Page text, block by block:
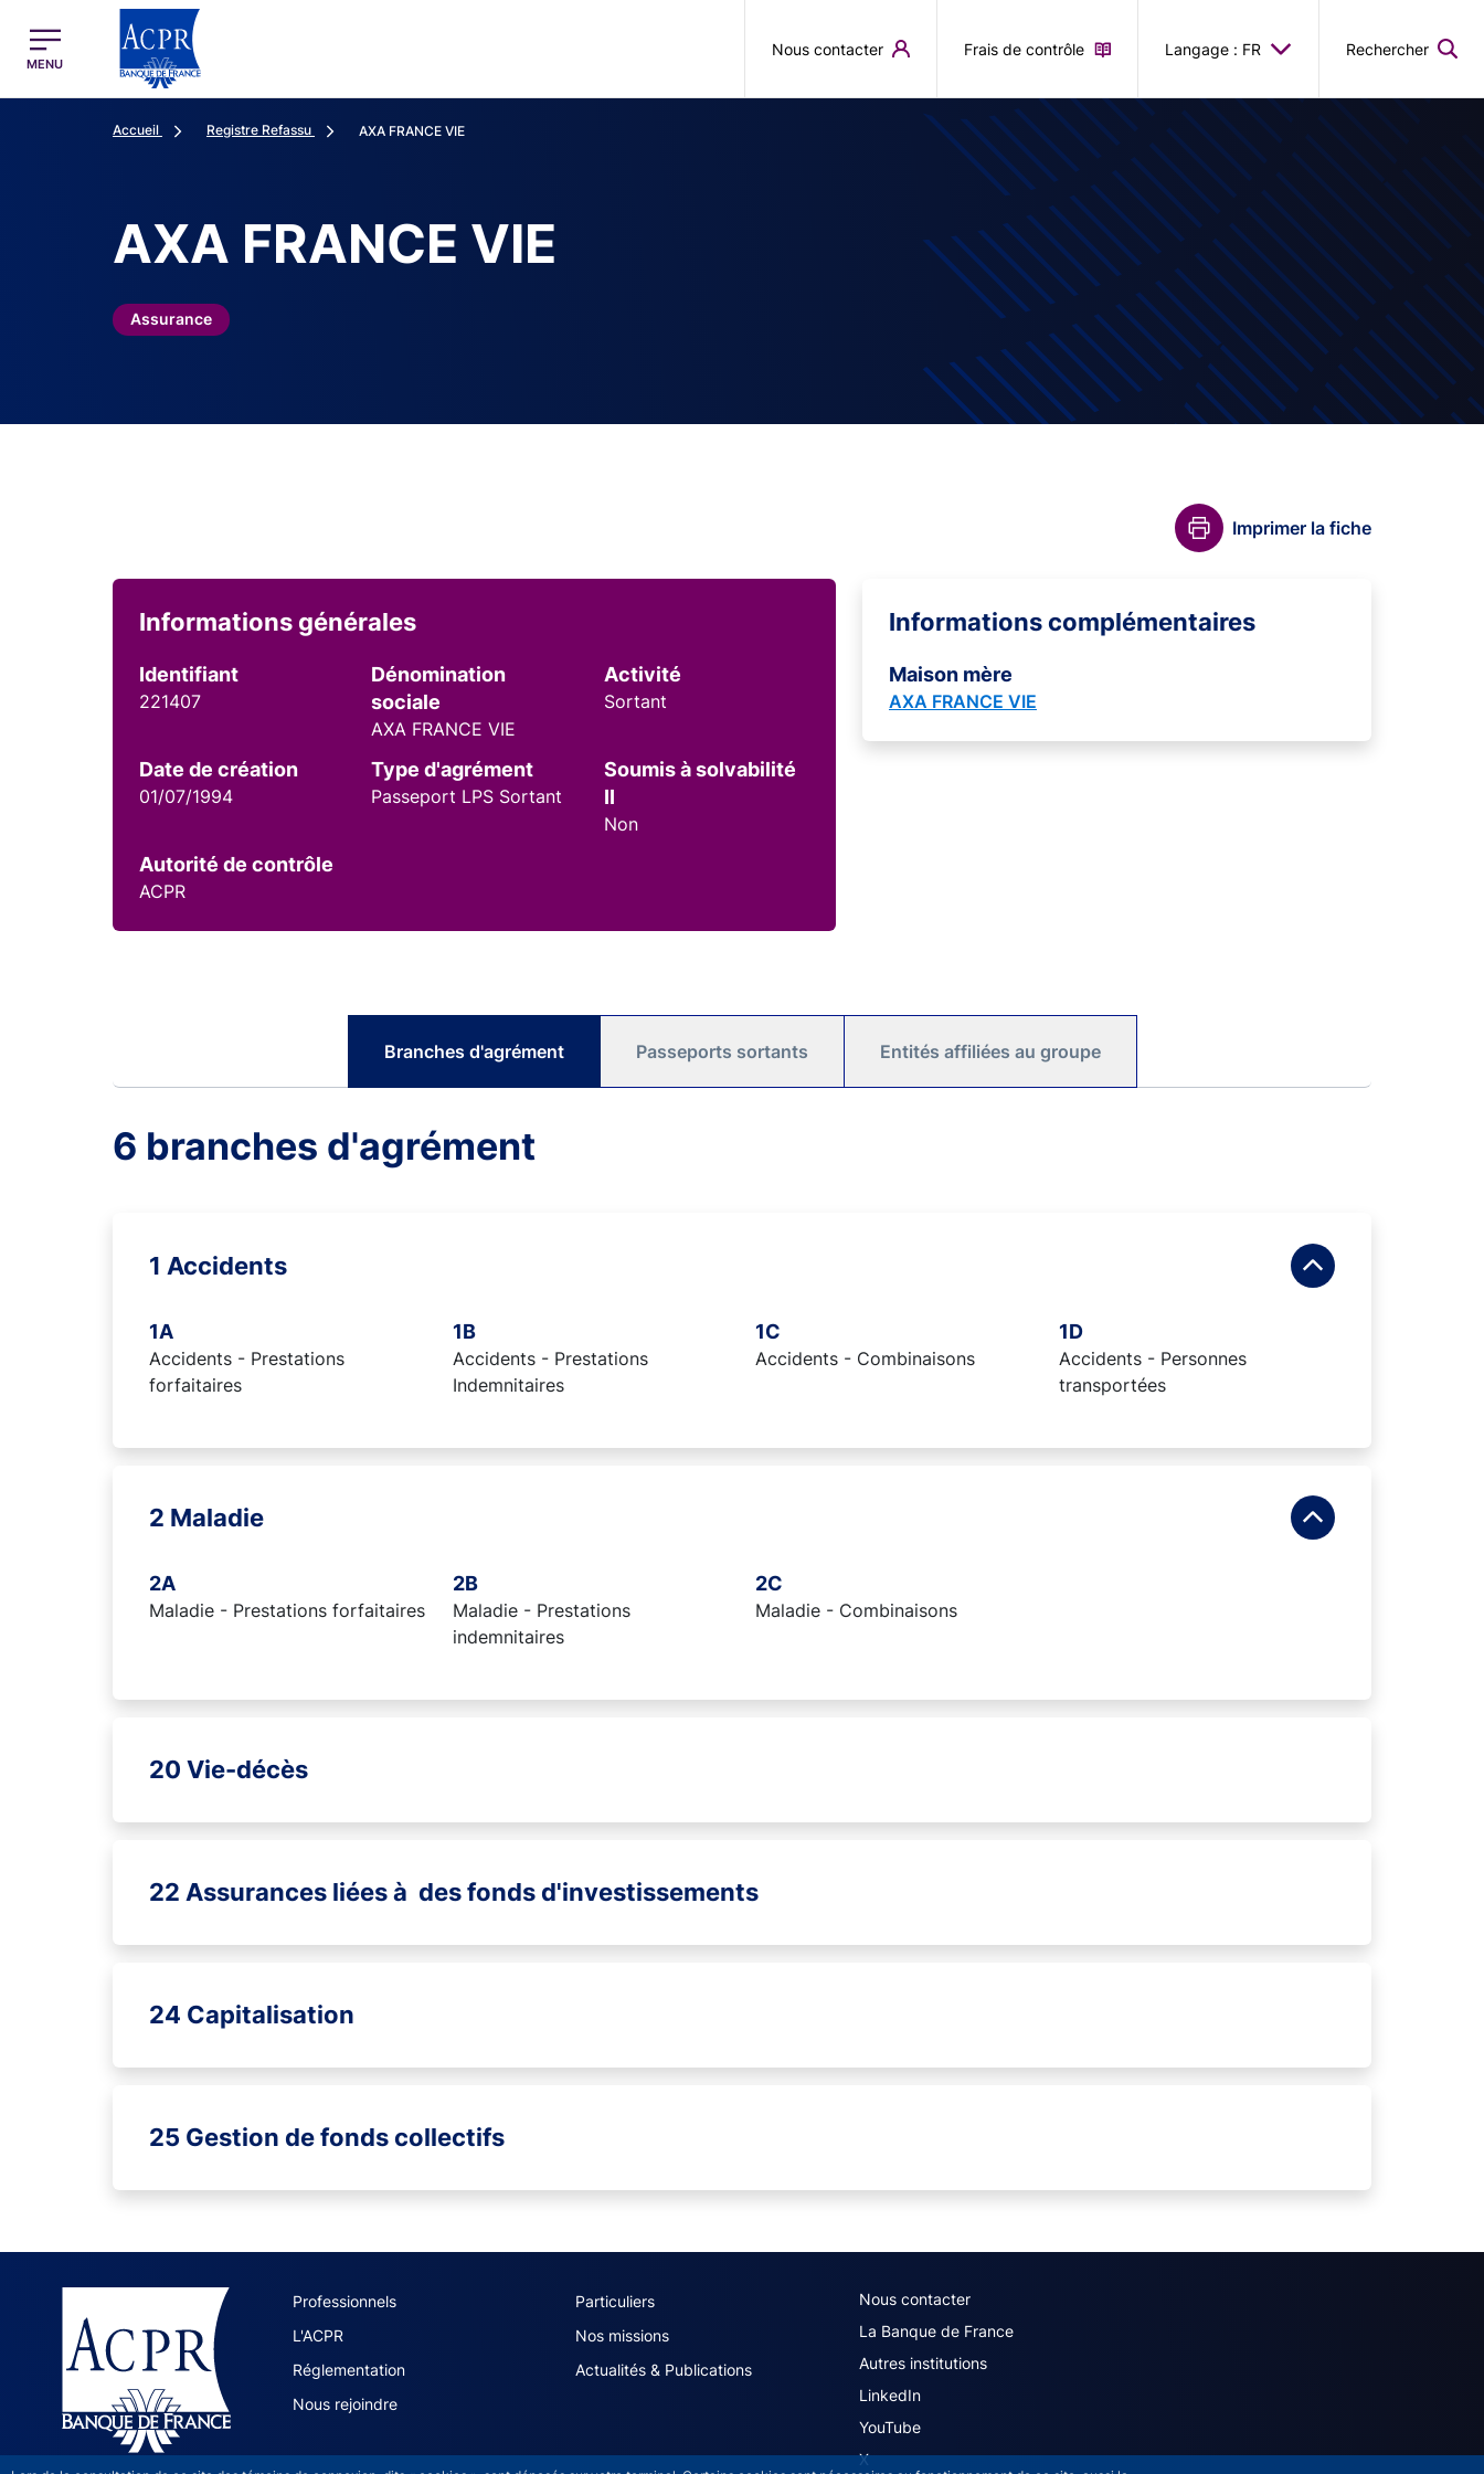
ACPR Menu Principal (French)
MENU
Nous contacter Frais de contrôle Langage : FR Rechercher
Accueil Registre Refassu AXA FRANCE VIE
AXA FRANCE VIE
Assurance
Imprimer la fiche
Informations générales
Identifiant
221407
Dénomination
sociale
AXA FRANCE VIE
Activité
Sortant
Date de création
01/07/1994
Type d'agrément
Passeport LPS Sortant
Soumis à solvabilité
II
Non
Autorité de contrôle
ACPR
Informations complémentaires
Maison mère
AXA FRANCE VIE
Branches d'agrément Passeports sortants Entités affiliées au groupe
6 branches d'agrément
1 Accidents
1A
Accidents - Prestations
forfaitaires
1B
Accidents - Prestations
Indemnitaires
1C
Accidents - Combinaisons
1D
Accidents - Personnes
transportées
2 Maladie
2A
Maladie - Prestations forfaitaires
2B
Maladie - Prestations
indemnitaires
2C
Maladie - Combinaisons
20 Vie-décès
22 Assurances liées à des fonds d'investissements
24 Capitalisation
25 Gestion de fonds collectifs
ACPR site navigation (French)
Professionnels
Particuliers
L'ACPR
Nos missions
Réglementation
Actualités & Publications
Nous rejoindre
ACPR footer secondary menu (French)
Nous contacter
La Banque de France
Autres institutions
LinkedIn
YouTube
X